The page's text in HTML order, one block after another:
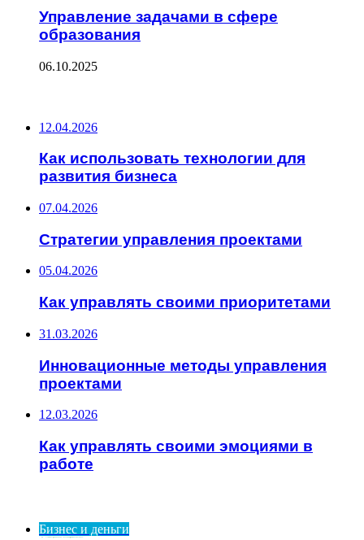
Управление задачами в сфере
образования
06.10.2025
12.04.2026
Как использовать технологии для
развития бизнеса
07.04.2026
Стратегии управления проектами
05.04.2026
Как управлять своими приоритетами
31.03.2026
Инновационные методы управления
проектами
12.03.2026
Как управлять своими эмоциями в
работе
Бизнес и деньги